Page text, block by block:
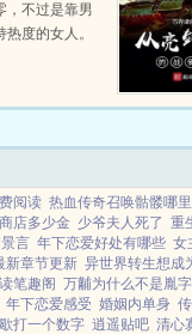
，不过是靠男
度的女人。
，...
阅读 热血传奇召唤骷髅哪
店多少金 少爷夫人死了 重
言 年下恋爱好处有哪些 女
新章节更新 异世界转生想成
笔趣阁 万黼为什么不是胤
年下恋爱感受 婚姻内单身
打一个数字 逍遥贴吧 清心